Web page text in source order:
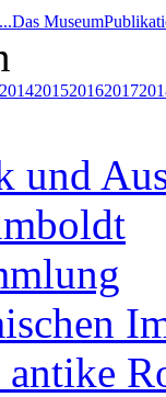
Das Museum
2014201520162017